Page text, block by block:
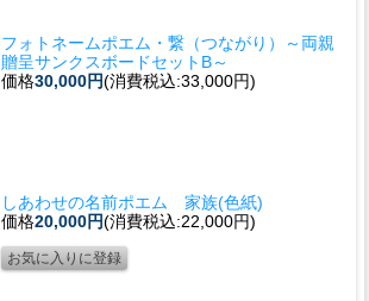
フォトネームポエム・繋（つながり）～両親
贈呈サンクスボードセットB～
価格30,000円(消費税込:33,000円)
しあわせの名前ポエム 家族(色紙)
価格20,000円(消費税込:22,000円)